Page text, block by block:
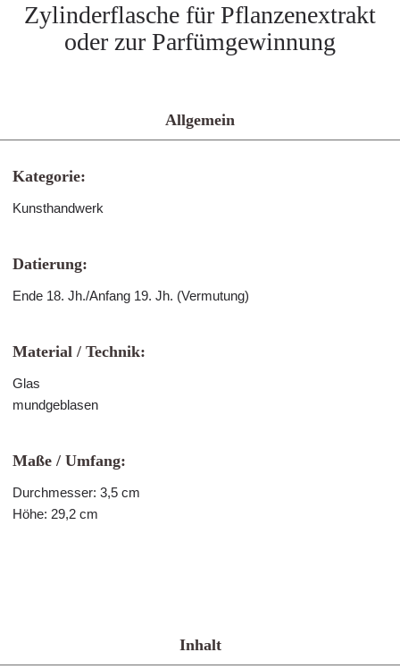
Zylinderflasche für Pflanzenextrakt
oder zur Parfümgewinnung
Allgemein
Kategorie:
Kunsthandwerk
Datierung:
Ende 18. Jh./Anfang 19. Jh. (Vermutung)
Material / Technik:
Glas
mundgeblasen
Maße / Umfang:
Durchmesser: 3,5 cm
Höhe: 29,2 cm
Inhalt